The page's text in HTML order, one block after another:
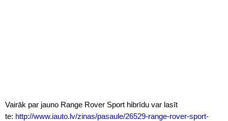
Vairāk par jauno Range Rover Sport hibrīdu var lasīt
te: http://www.iauto.lv/zinas/pasaule/26529-range-rover-sport-